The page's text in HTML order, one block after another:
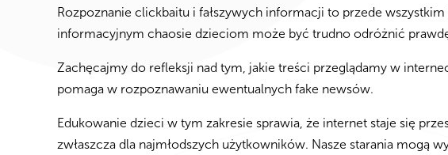
Rozpoznanie clickbaitu i fałszywych informacji to przede
informacyjnym chaosie dzieciom może być trudno odróżnić
Zachęcajmy do refleksji nad tym, jakie treści przeglądamy w
pomaga w rozpoznawaniu ewentualnych fake newsów.
Edukowanie dzieci w tym zakresie sprawia, że internet staje się
zwłaszcza dla najmłodszych użytkowników. Nasze starania mogą